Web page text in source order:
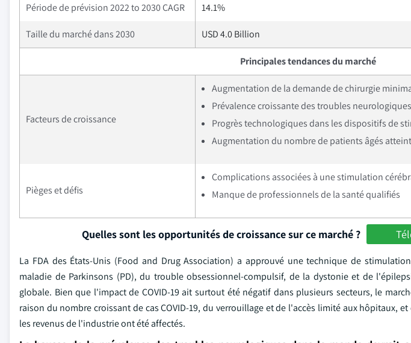
Période de prévision 2022 to 2030 CAGR 14.1%
Taille du marché dans 2030 USD 4.0 Billion
Principales tendances du marché
Facteurs de croissance
Augmentation de la demande de chirurgie
Prévalence croissante des troubles
Progrès technologiques dans les dispositifs de
Augmentation du nombre de patients âgés
Pièges et défis
Complications associées à une stimulation
Manque de professionnels de la santé qualifiés
Quelles sont les opportunités de croissance sur ce marché ?
La FDA des États-Unis (Food and Drug Association) a approuvé une technique de
maladie de Parkinsons (PD), du trouble obsessionnel-compulsif, de la dystonie et de
globale. Bien que l'impact de COVID-19 ait surtout été négatif dans plusieurs secteurs, le
raison du nombre croissant de cas COVID-19, du verrouillage et de l'accès limité aux hôpitaux,
les revenus de l'industrie ont été affectés.